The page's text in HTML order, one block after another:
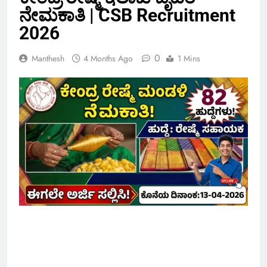
ನೇಮಕಾತಿ | CSB Recruitment
2026
Manthesh 4 Months Ago 0 1 Mins